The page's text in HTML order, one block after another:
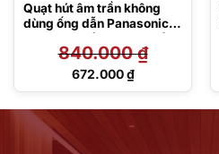
Quạt hút âm trần không
dùng ống dẫn Panasonic
840.000₫
Giá
672.000₫
Giá